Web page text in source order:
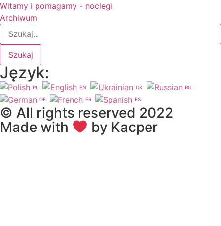
Witamy i pomagamy - noclegi
Archiwum
Szukaj
Język:
PL EN UK RU
DE FR ES
© All rights reserved 2022
Made with
by Kacper